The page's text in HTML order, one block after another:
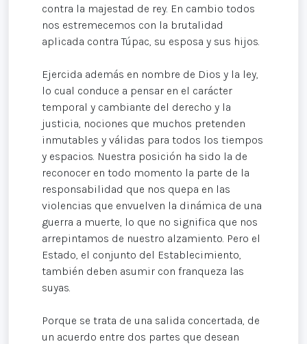
contra la majestad de rey. En cambio todos
nos estremecemos con la brutalidad
aplicada contra Túpac, su esposa y sus hijos.
Ejercida además en nombre de Dios y la ley,
lo cual conduce a pensar en el carácter
temporal y cambiante del derecho y la
justicia, nociones que muchos pretenden
inmutables y válidas para todos los tiempos
y espacios. Nuestra posición ha sido la de
reconocer en todo momento la parte de la
responsabilidad que nos quepa en las
violencias que envuelven la dinámica de una
guerra a muerte, lo que no significa que nos
arrepintamos de nuestro alzamiento. Pero el
Estado, el conjunto del Establecimiento,
también deben asumir con franqueza las
suyas.
Porque se trata de una salida concertada, de
un acuerdo entre dos partes que desean